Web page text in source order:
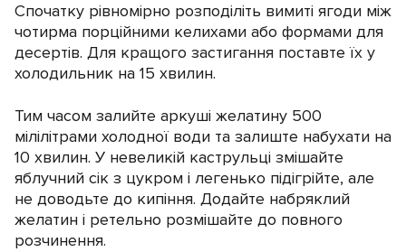
Спочатку рівномірно розподіліть вимиті ягоди між
чотирма порційними келихами або формами для
десертів. Для кращого застигання поставте їх у
холодильник на 15 хвилин.
Тим часом залийте аркуші желатину 500
мілілітрами холодної води та залиште набухати на
10 хвилин. У невеликій каструльці змішайте
яблучний сік з цукром і легенько підігрійте, але
не доводьте до кипіння. Додайте набряклий
желатин і ретельно розмішайте до повного
розчинення.